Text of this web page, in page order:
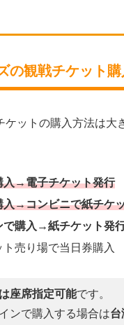
の観戦チケット
ケットの購入方法は大
入→電子チケット発行
入→コンビニで紙チケ
で購入→紙チケット発
売り場で当日券購入
座席指定可能です。
ンで購入する場合は台